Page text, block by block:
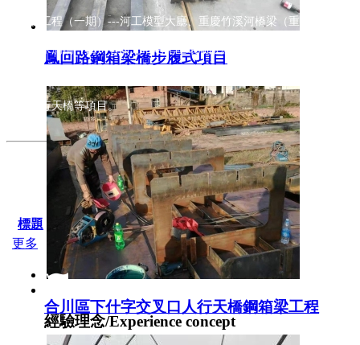
鳳回路鋼箱梁橋步履式項目
合川區下什字交叉口人行天橋鋼箱梁工程
地建設工程（一期）---河工模型大廳、重慶竹溪河橋梁（重慶市北碚
園）、水滴橋（四川省廣元市昭化區環湖旅游公路）、重慶梁平至四
公園人行天橋等項目。
標題
更多
經驗理念/Experience concept